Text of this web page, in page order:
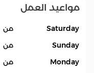
مواعيد العمل
Saturday من
Sunday
من
Monday
من